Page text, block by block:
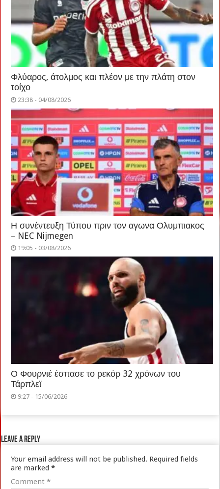
Φλύαρος, άτολμος και πλέον με την πλάτη στον
τοίχο
23:38 - 04/08/2026
Η συνέντευξη Τύπου πριν τον αγωνα Ολυμπιακος
– NEC Nijmegen
19:05 - 03/08/2026
Ο Φουρνιέ έσπασε το ρεκόρ 32 χρόνων του
Τάρπλεϊ
9:27 - 15/06/2026
Leave a Reply
Your email address will not be published. Required fields
are marked*
Comment*